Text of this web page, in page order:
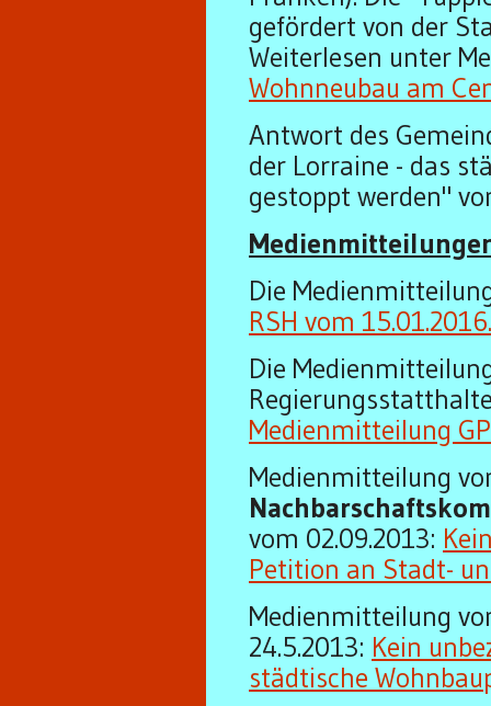
gefördert von der
Weiterlesen unter
Wohnneubau am
Antwort des
der Lorraine - das
gestoppt werden"
Die
RSH vom 15.01.2016.
Die
Medienmitteilung
Medienmitteilung
vom 02.09.2013:
Petition an Stadt-
Medienmitteilung
24.5.2013: Kein
städtische